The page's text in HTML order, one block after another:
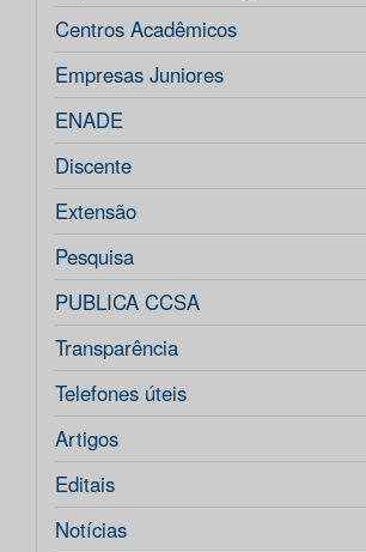
Centros Acadêmicos
Empresas Juniores
ENADE
Discente
Extensão
Pesquisa
PUBLICA CCSA
Transparência
Telefones úteis
Artigos
Editais
Notícias